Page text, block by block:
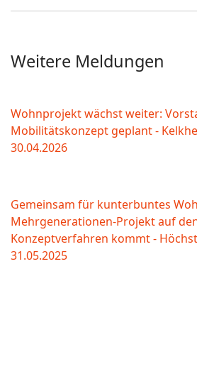
Weitere Meldungen
Wohnprojekt wächst weiter:
Mobilitätskonzept geplant -
30.04.2026
Gemeinsam für kunterbuntes
Mehrgenerationen-Projekt auf
Konzeptverfahren kommt -
31.05.2025